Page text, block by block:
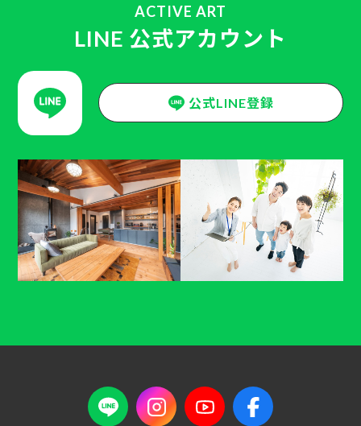
ACTIVE ART
LINE 公式アカウント
公式LINE登録